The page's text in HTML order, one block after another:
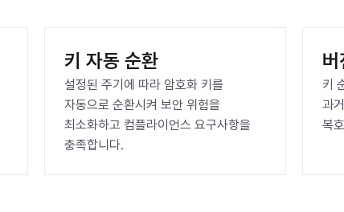
키 자동 순환
설정된 주기에 따라 암호화 키를
자동으로 순환시켜 보안 위험을
최소화하고 컴플라이언스 요구사항을
충족합니다.
버
키
과
복